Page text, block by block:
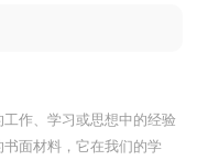
作、学习或思想中的经验
面材料，它在我们的学